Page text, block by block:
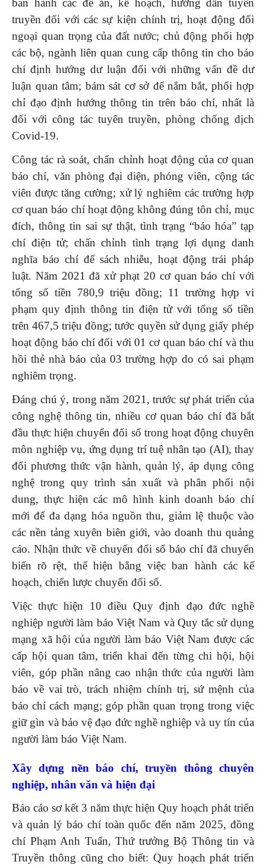
ban hành các đề án, kế hoạch, hướng dẫn tuyên
truyền đối với các sự kiện chính trị, hoạt động đối
ngoại quan trọng của đất nước; chủ động phối hợp
các bộ, ngành liên quan cung cấp thông tin cho báo
chí định hướng dư luận đối với những vấn đề dư
luận quan tâm; bám sát cơ sở để nắm bắt, phối hợp
chỉ đạo định hướng thông tin trên báo chí, nhất là
đối với công tác tuyên truyền, phòng chống dịch
Covid-19.
Công tác rà soát, chấn chỉnh hoạt động của cơ quan
báo chí, văn phòng đại diện, phóng viên, cộng tác
viên được tăng cường; xử lý nghiêm các trường hợp
cơ quan báo chí hoạt động không đúng tôn chỉ, mục
đích, thông tin sai sự thật, tình trạng “báo hóa” tạp
chí điện tử; chấn chỉnh tình trạng lợi dụng danh
nghĩa báo chí để sách nhiễu, hoạt động trái pháp
luật. Năm 2021 đã xử phạt 20 cơ quan báo chí với
tổng số tiền 780,9 triệu đồng; 11 trường hợp vi
phạm quy định thông tin điện tử với tổng số tiền
trên 467,5 triệu đồng; tước quyền sử dụng giấy phép
hoạt động báo chí đối với 01 cơ quan báo chí và thu
hồi thẻ nhà báo của 03 trường hợp do có sai phạm
nghiêm trọng.
Đáng chú ý, trong năm 2021, trước sự phát triển của
công nghệ thông tin, nhiều cơ quan báo chí đã bắt
đầu thực hiện chuyển đổi số trong hoạt động chuyên
môn nghiệp vụ, ứng dụng trí tuệ nhân tạo (AI), thay
đổi phương thức vận hành, quản lý, áp dụng công
nghệ trong quy trình sản xuất và phân phối nội
dung, thực hiện các mô hình kinh doanh báo chí
mới để đa dạng hóa nguồn thu, giảm lệ thuộc vào
các nền tảng xuyên biên giới, vào doanh thu quảng
cáo. Nhận thức về chuyển đổi số báo chí đã chuyển
biến rõ rệt, thể hiện bằng việc ban hành các kế
hoạch, chiến lược chuyển đổi số.
Việc thực hiện 10 điều Quy định đạo đức nghề
nghiệp người làm báo Việt Nam và Quy tắc sử dụng
mạng xã hội của người làm báo Việt Nam được các
cấp hội quan tâm, triển khai đến từng chi hội, hội
viên, góp phần nâng cao nhận thức của người làm
báo về vai trò, trách nhiệm chính trị, sứ mệnh của
báo chí cách mạng; góp phần quan trọng trong việc
giữ gìn và bảo vệ đạo đức nghề nghiệp và uy tín của
người làm báo Việt Nam.
Xây dựng nền báo chí, truyền thông chuyên
nghiệp, nhân văn và hiện đại
Báo cáo sơ kết 3 năm thực hiện Quy hoạch phát triển
và quản lý báo chí toàn quốc đến năm 2025, đồng
chí Phạm Anh Tuấn, Thứ trưởng Bộ Thông tin và
Truyền thông cũng cho biết: Quy hoạch phát triển